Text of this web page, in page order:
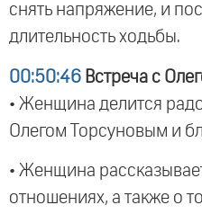
снять напряжение, и
длительность ходьбы.
00:50:46 Встреча с
• Женщина делится
Олегом Торсуновым и
• Женщина
отношениях, а также о